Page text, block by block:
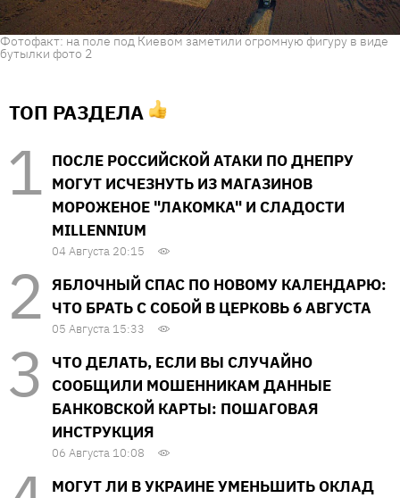
Фотофакт: на поле под Киевом заметили огромную фигуру в виде
бутылки фото 2
ТОП РАЗДЕЛА
ПОСЛЕ РОССИЙСКОЙ АТАКИ ПО ДНЕПРУ
МОГУТ ИСЧЕЗНУТЬ ИЗ МАГАЗИНОВ
МОРОЖЕНОЕ "ЛАКОМКА" И СЛАДОСТИ
MILLENNIUM
04 Августа 20:15
ЯБЛОЧНЫЙ СПАС ПО НОВОМУ КАЛЕНДАРЮ:
ЧТО БРАТЬ С СОБОЙ В ЦЕРКОВЬ 6 АВГУСТА
05 Августа 15:33
ЧТО ДЕЛАТЬ, ЕСЛИ ВЫ СЛУЧАЙНО
СООБЩИЛИ МОШЕННИКАМ ДАННЫЕ
БАНКОВСКОЙ КАРТЫ: ПОШАГОВАЯ
ИНСТРУКЦИЯ
06 Августа 10:08
МОГУТ ЛИ В УКРАИНЕ УМЕНЬШИТЬ ОКЛАД